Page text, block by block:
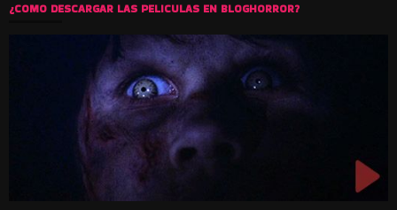
¿COMO DESCARGAR LAS PELICULAS EN BLOGHORROR?